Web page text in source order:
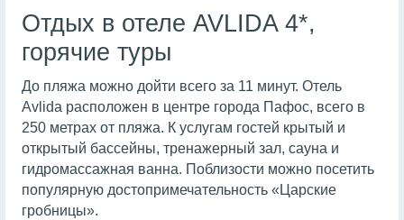
Отдых в отеле AVLIDA 4*,
горячие туры
До пляжа можно дойти всего за 11 минут. Отель
Avlida расположен в центре города Пафос, всего в
250 метрах от пляжа. К услугам гостей крытый и
открытый бассейны, тренажерный зал, сауна и
гидромассажная ванна. Поблизости можно посетить
популярную достопримечательность «Царские
гробницы».